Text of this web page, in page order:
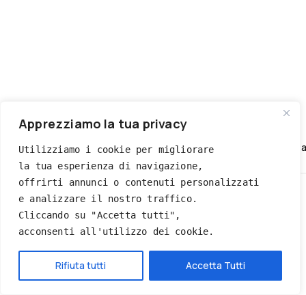
Apprezziamo la tua privacy
Utilizziamo i cookie per migliorare
la tua esperienza di navigazione,
offrirti annunci o contenuti personalizzati
e analizzare il nostro traffico.
Cliccando su "Accetta tutti",
acconsenti all'utilizzo dei cookie.
Rifiuta tutti Accetta Tutti
COPPIA DI FELPE
Set Coppia Di Felpe Famiglia Natale Rosse Maglie Natalizie
45.90
Add to Wishlist
Quick view
Quick view
Hai bisogno di aiuto?